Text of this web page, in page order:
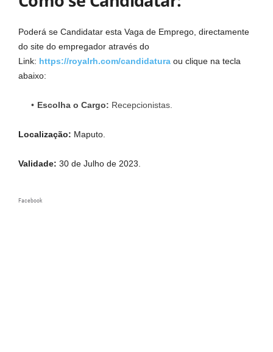
Poderá se Candidatar esta Vaga de Emprego, directamente
do site do empregador através do
Link: https://royalrh.com/candidatura ou clique na tecla
abaixo:
Escolha o Cargo: Recepcionistas.
Localização: Maputo.
Validade: 30 de Julho de 2023.
Facebook